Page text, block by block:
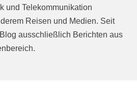
und Telekommunikation
Reisen und Medien. Seit
ausschließlich Berichten aus